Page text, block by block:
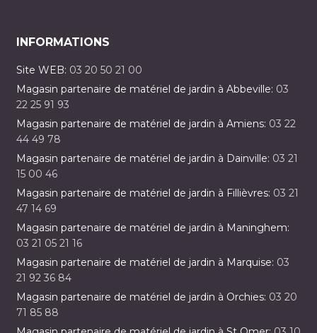
INFORMATIONS
Site WEB: 03 20 50 21 00
Magasin partenaire de matériel de jardin à Abbeville: 03
22 25 91 93
Magasin partenaire de matériel de jardin à Amiens: 03 22
44 49 78
Magasin partenaire de matériel de jardin à Dainville: 03 21
15 00 46
Magasin partenaire de matériel de jardin à Fillièvres: 03 21
47 14 69
Magasin partenaire de matériel de jardin à Maninghem:
03 21 05 21 16
Magasin partenaire de matériel de jardin à Marquise: 03
21 92 36 84
Magasin partenaire de matériel de jardin à Orchies: 03 20
71 85 88